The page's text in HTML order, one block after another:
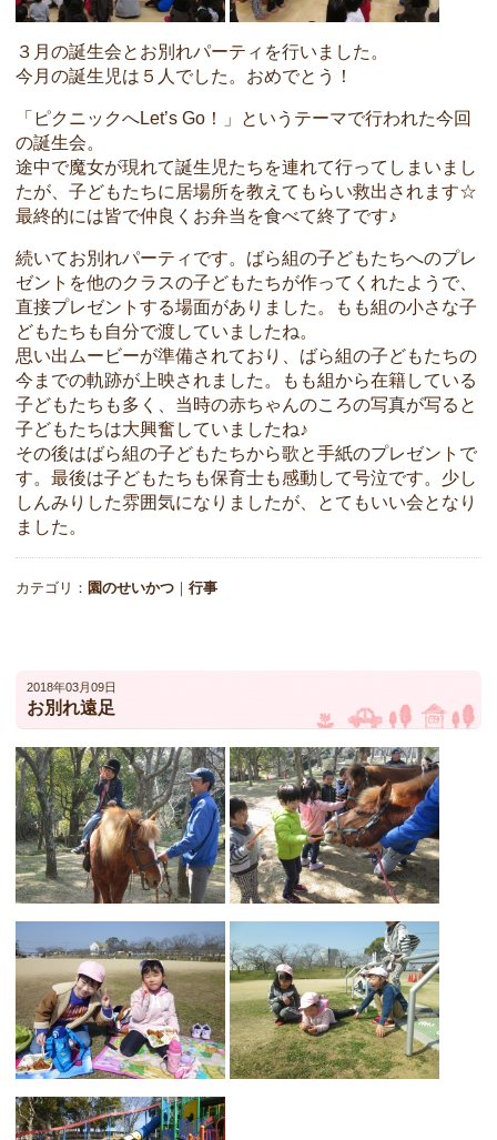
３月の誕生会とお別れパーティを行いました。
今月の誕生児は５人でした。おめでとう！
「ピクニックへLet’s Go！」というテーマで行われた今回
の誕生会。
途中で魔女が現れて誕生児たちを連れて行ってしまいまし
たが、子どもたちに居場所を教えてもらい救出されます☆
最終的には皆で仲良くお弁当を食べて終了です♪
続いてお別れパーティです。ばら組の子どもたちへのプレ
ゼントを他のクラスの子どもたちが作ってくれたようで、
直接プレゼントする場面がありました。もも組の小さな子
どもたちも自分で渡していましたね。
思い出ムービーが準備されており、ばら組の子どもたちの
今までの軌跡が上映されました。もも組から在籍している
子どもたちも多く、当時の赤ちゃんのころの写真が写ると
子どもたちは大興奮していましたね♪
その後はばら組の子どもたちから歌と手紙のプレゼントで
す。最後は子どもたちも保育士も感動して号泣です。少し
しんみりした雰囲気になりましたが、とてもいい会となり
ました。
カテゴリ： 園のせいかつ ｜ 行事
2018年03月09日
お別れ遠足